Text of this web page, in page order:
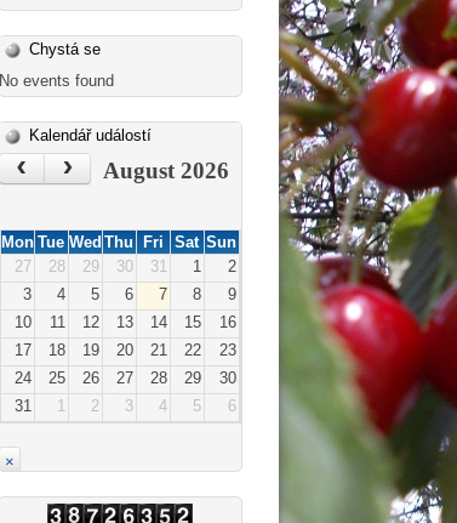
Chystá se
No events found
Kalendář událostí
‹ › August 2026
Mon Tue Wed Thu Fri Sat Sun
27
28 29 30 31 1
2
3
4 5 6 7 8
9
10
11 12 13 14 15
16
17
18 19 20 21 22
23
24
25 26 27 28 29
30
31
1 2 3 4 5 6
×